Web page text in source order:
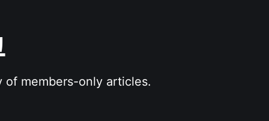
members-only articles.